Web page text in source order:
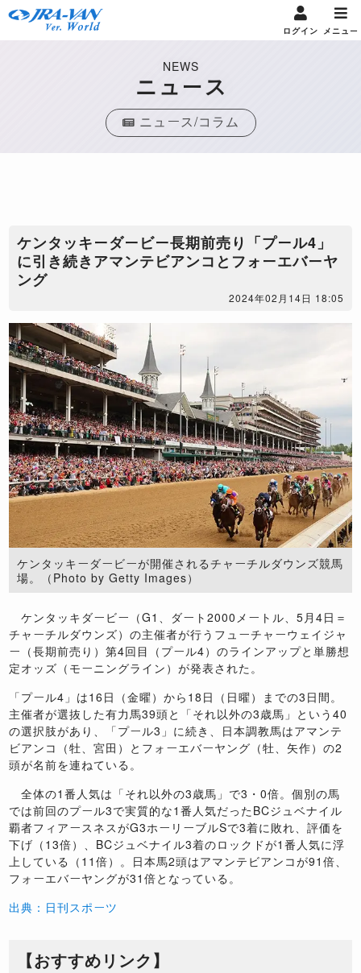
ログイン メニュー
NEWS
ニュース
ニュース/コラム
ケンタッキーダービー長期前売り「プール4」
に引き続きアマンテビアンコとフォーエバーヤ
ング
2024年02月14日 18:05
ケンタッキーダービーが開催されるチャーチルダウンズ競馬
場。（Photo by Getty Images）
ケンタッキダービー（G1、ダート2000メートル、5月4日＝
チャーチルダウンズ）の主催者が行うフューチャーウェイジャ
ー（長期前売り）第4回目（プール4）のラインアップと単勝想
定オッズ（モーニングライン）が発表された。
「プール4」は16日（金曜）から18日（日曜）までの3日間。
主催者が選抜した有力馬39頭と「それ以外の3歳馬」という40
の選択肢があり、「プール3」に続き、日本調教馬はアマンテ
ビアンコ（牡、宮田）とフォーエバーヤング（牡、矢作）の2
頭が名前を連ねている。
全体の1番人気は「それ以外の3歳馬」で3・0倍。個別の馬
では前回のプール3で実質的な1番人気だったBCジュベナイル
覇者フィアースネスがG3ホーリーブルSで3着に敗れ、評価を
下げ（13倍）、BCジュベナイル3着のロックドが1番人気に浮
上している（11倍）。日本馬2頭はアマンテビアンコが91倍、
フォーエバーヤングが31倍となっている。
出典：日刊スポーツ
【おすすめリンク】